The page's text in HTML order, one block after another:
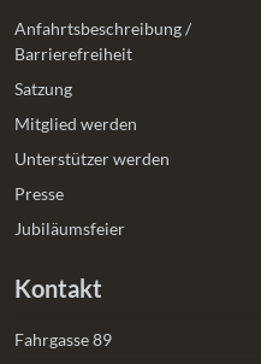
Anfahrtsbeschreibung /
Barrierefreiheit
Satzung
Mitglied werden
Unterstützer werden
Presse
Jubiläumsfeier
Kontakt
Fahrgasse 89